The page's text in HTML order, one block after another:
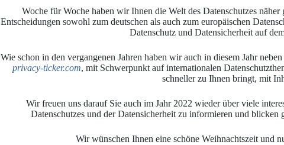
Woche für Woche haben wir Ihnen die Welt des Datenschutzes
Entscheidungen sowohl zum deutschen als auch zum europäischen
Datenschutz und Datensicherheit auf
Wie schon in den vergangenen Jahren haben wir auch in diesem Jahr
privacy-ticker.com, mit Schwerpunkt auf internationalen
schneller zu Ihnen bringt, mit
Wir freuen uns darauf Sie auch im Jahr 2022 wieder über viele
Datenschutzes und der Datensicherheit zu informieren und blicken
Wir wünschen Ihnen eine schöne Weihnachtszeit und